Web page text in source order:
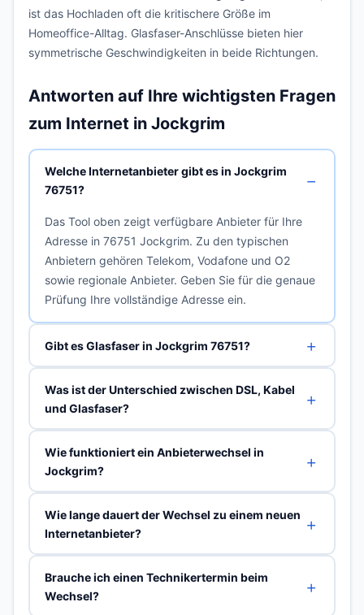
ist das Hochladen oft die kritischere Größe im
Homeoffice-Alltag. Glasfaser-Anschlüsse bieten hier
symmetrische Geschwindigkeiten in beide Richtungen.
Antworten auf Ihre wichtigsten Fragen
zum Internet in Jockgrim
Welche Internetanbieter gibt es in Jockgrim
76751?
Das Tool oben zeigt verfügbare Anbieter für Ihre
Adresse in 76751 Jockgrim. Zu den typischen
Anbietern gehören Telekom, Vodafone und O2
sowie regionale Anbieter. Geben Sie für die genaue
Prüfung Ihre vollständige Adresse ein.
Gibt es Glasfaser in Jockgrim 76751?
Was ist der Unterschied zwischen DSL, Kabel
und Glasfaser?
Wie funktioniert ein Anbieterwechsel in
Jockgrim?
Wie lange dauert der Wechsel zu einem neuen
Internetanbieter?
Brauche ich einen Technikertermin beim
Wechsel?